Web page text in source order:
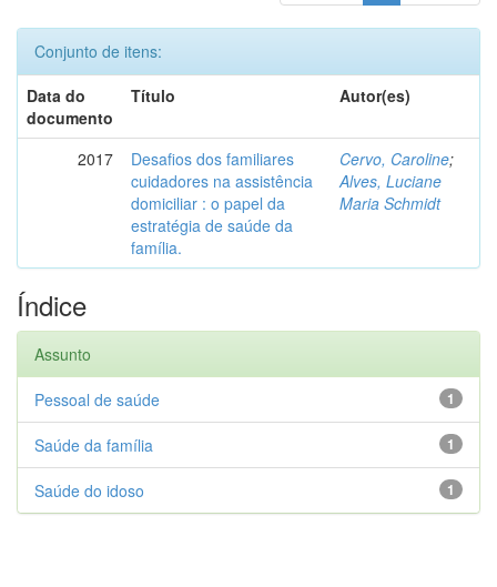
Conjunto de itens:
Data do
documento
Título Autor(es)
2017
Desafios dos familiares
cuidadores na assistência
domiciliar : o papel da
estratégia de saúde da
família.
Cervo, Caroline;
Alves, Luciane
Maria Schmidt
Índice
Assunto
1
Pessoal de saúde
1
Saúde da família
1
Saúde do idoso